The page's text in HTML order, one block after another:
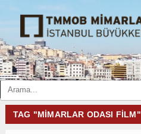
TAG "MIMARLAR ODASI FILM"